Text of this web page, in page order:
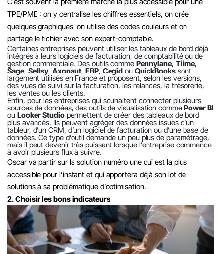
TPE/PME : on y centralise les chiffres essentiels, on crée
quelques graphiques, on utilise des codes couleurs et on
partage le fichier avec son expert-comptable.
Certaines entreprises peuvent utiliser les tableaux de bord déjà
intégrés à leurs logiciels de facturation, de comptabilité ou de
gestion commerciale. Des outils comme Pennylane, Tiime,
Sage, Sellsy, Axonaut, EBP, Cegid ou QuickBooks sont
largement utilisés en France et proposent, selon les versions,
des vues de suivi sur la facturation, les relances, la trésorerie,
les ventes ou les clients.
Enfin, pour les entreprises qui souhaitent connecter plusieurs
sources de données, des outils de visualisation comme Power BI
ou Looker Studio permettent de créer des tableaux de bord
plus avancés. Ils peuvent agréger des données issues d’un
tableur, d’un CRM, d’un logiciel de facturation ou d’une base de
données. Ce type d’outil demande un peu plus de paramétrage,
mais il peut devenir très puissant lorsque l’entreprise commence
à avoir plusieurs flux à suivre.
Oscar va partir sur la solution numéro une qui est la plus
accessible pour l’instant et qui apportera déjà son lot de
solutions à sa problématique d’optimisation.
2. Choisir les bons indicateurs